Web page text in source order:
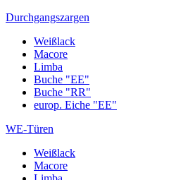
Durchgangszargen
Weißlack
Macore
Limba
Buche "EE"
Buche "RR"
europ. Eiche "EE"
WE-Türen
Weißlack
Macore